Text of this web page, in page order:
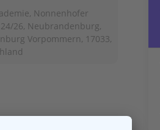
Nonnenhofer
26, Neubrandenburg,
Vorpommern, 17033,